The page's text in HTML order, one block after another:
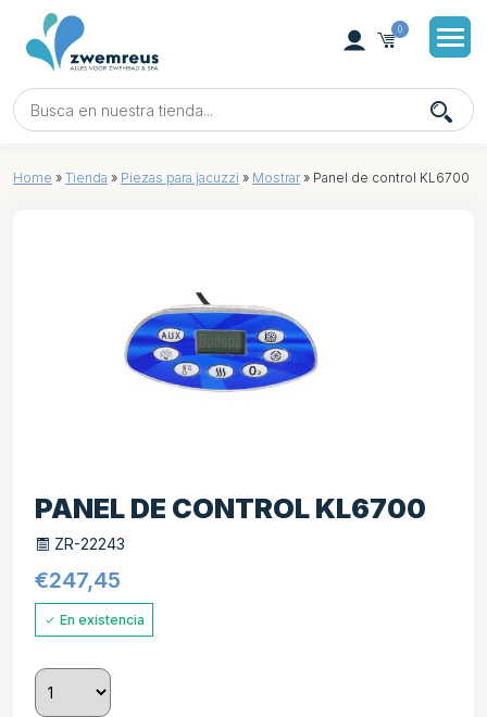
0
Home » Tienda » Piezas para jacuzzi » Mostrar » Panel de control KL6700
PANEL DE CONTROL KL6700
ZR-22243
€247,45
En existencia